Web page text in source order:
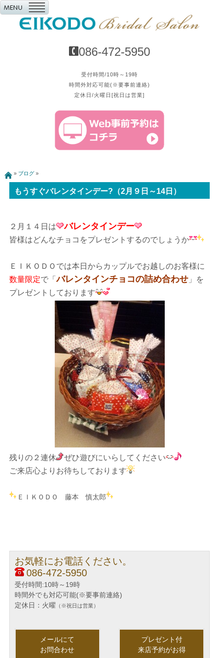
086-472-5950
受付時間/10時～19時
時間外対応可能(※要事前連絡)
定休日/火曜日[祝日は営業]
» ブログ»
もうすぐバレンタインデー?（2月９日～14日）
２月１４日は バレンタインデー
皆様はどんなチョコをプレゼントするのでしょうか
ＥＩＫＯＤＯでは本日からカップルでお越しのお客様に
数量限定で「バレンタインチョコの詰め合わせ」を
プレゼントしております
残りの２連休
ぜひ遊びにいらしてください
ご来店心より お待ちしております
ＥＩＫＯＤＯ 藤本 慎太郎
お気軽にお電話ください。
086-472-5950
受付時間:10時～19時
時間外でも対応可能(※要事前連絡)
定休日：火曜 （※祝日は営業）
メールにて
お問合わせ
プレゼント付
来店予約がお得